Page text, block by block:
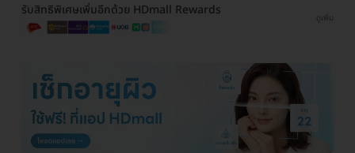
รับสิทธิพิเศษเพิ่มอีกด้วย HDmall Rewards
ดูเพิ่ม